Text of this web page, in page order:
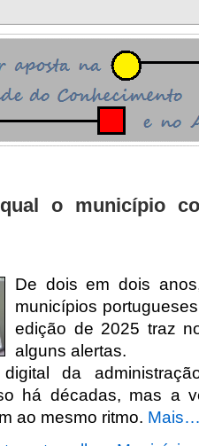
o município
De dois em dois
municípios
edição de 2025 traz
alguns alertas.
digital da
há décadas, mas a
ao mesmo ritmo.